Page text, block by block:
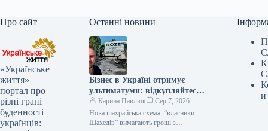
Про сайт
«Українське
життя» —
портал про
різні грані
буденності
українців:
Останні новини
Бізнес в Україні отримує
ультиматуми: відкупляйтеся
від атак або втратите все
Карина Павлюк
Сер 7, 2026
Нова шахрайська схема: “власники
Шахедів” вимагають гроші з
и